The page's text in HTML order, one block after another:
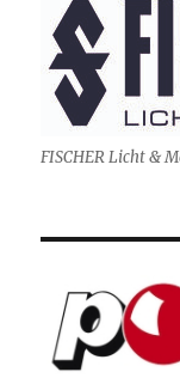
FISCHER Licht &